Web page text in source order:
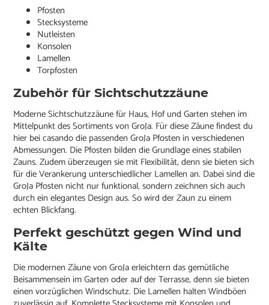
Pfosten
Stecksysteme
Nutleisten
Konsolen
Lamellen
Torpfosten
Zubehör für Sichtschutzzäune
Moderne Sichtschutzzäune für Haus, Hof und Garten stehen im
Mittelpunkt des Sortiments von GroJa. Für diese Zäune findest du
hier bei casando die passenden GroJa Pfosten in verschiedenen
Abmessungen. Die Pfosten bilden die Grundlage eines stabilen
Zauns. Zudem überzeugen sie mit Flexibilität, denn sie bieten sich
für die Verankerung unterschiedlicher Lamellen an. Dabei sind die
GroJa Pfosten nicht nur funktional, sondern zeichnen sich auch
durch ein elegantes Design aus. So wird der Zaun zu einem
echten Blickfang.
Perfekt geschützt gegen Wind und
Kälte
Die modernen Zäune von GroJa erleichtern das gemütliche
Beisammensein im Garten oder auf der Terrasse, denn sie bieten
einen vorzüglichen Windschutz. Die Lamellen halten Windböen